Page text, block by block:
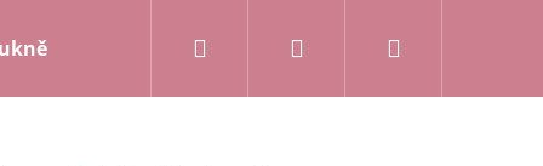
a kalhoty Mikiny a kardigany
Přihlášení